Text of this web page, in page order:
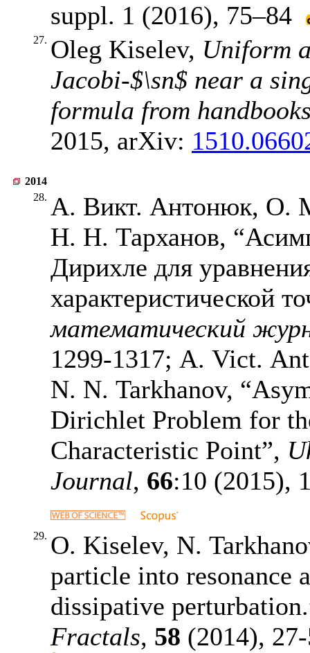
suppl. 1 (2016), 75–84
27. Oleg Kiselev, Uniform
Jacobi-$\sn$ near a
formula from
2015, arXiv:
2014
28. А. Викт. Антонюк, О.
Н. Н. Тарханов,
Дирихле для
характеристической
математический
1299-1317; A. Vict.
N. N. Tarkhanov,
Dirichlet Problem for
Characteristic Point”,
Journal, 66:10 (2015),
29. O. Kiselev, N.
particle into resonance
dissipative
Fractals, 58 (2014),